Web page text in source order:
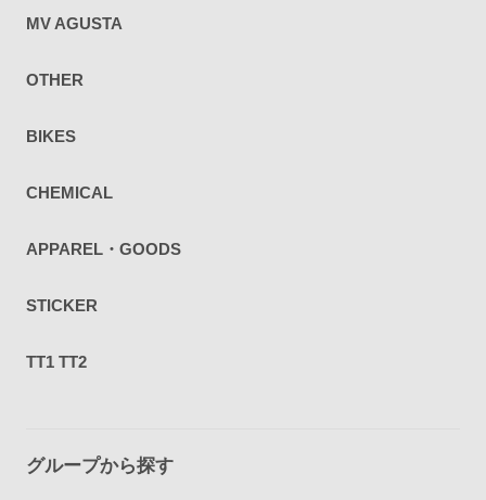
MV AGUSTA
OTHER
BIKES
CHEMICAL
APPAREL・GOODS
STICKER
TT1 TT2
グループから探す